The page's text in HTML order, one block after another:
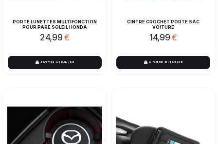
PORTE LUNETTES MULTIFONCTION
POUR PARE SOLEIL HONDA
24,99 €
AJOUTER AU PANIER
CINTRE CROCHET PORTE SAC
VOITURE
14,99 €
AJOUTER AU PANIER